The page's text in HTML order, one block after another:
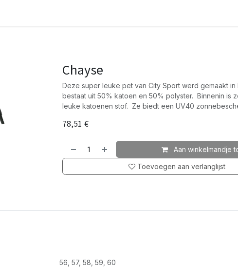
Chayse
Deze super leuke pet van City Sport werd gemaakt
bestaat uit 50% katoen en 50% polyster. Binnenin is
leuke katoenen stof. Ze biedt een UV40
78,51 €
Aan winkelmandje
Toevoegen aan verlanglijst
56 57, 58 59 60